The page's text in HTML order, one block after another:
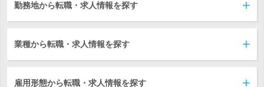
勤務地から転職・求人情報を探す
業種から転職・求人情報を探す
雇用形態から転職・求人情報を探す